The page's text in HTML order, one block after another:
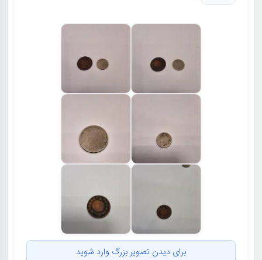
برای دیدن تصویر بزرگ وارد شوید